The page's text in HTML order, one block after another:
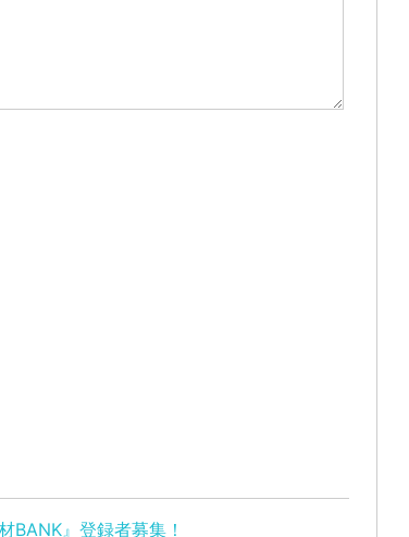
BANK』登録者募集！